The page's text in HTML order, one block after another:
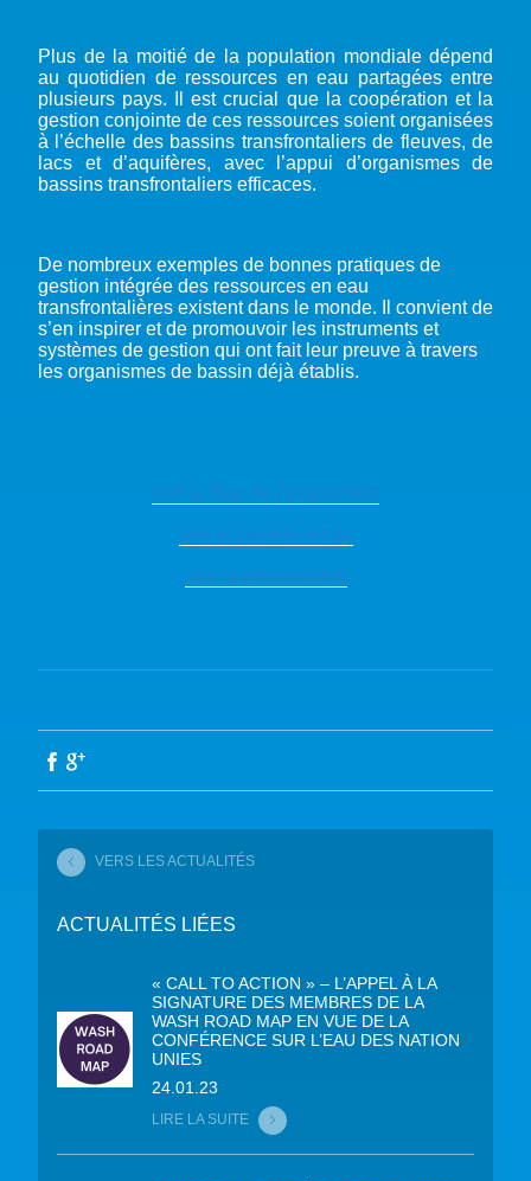
Plus de la moitié de la population mondiale dépend
au quotidien de ressources en eau partagées entre
plusieurs pays. Il est crucial que la coopération et la
gestion conjointe de ces ressources soient organisées
à l’échelle des bassins transfrontaliers de fleuves, de
lacs et d’aquifères, avec l’appui d’organismes de
bassins transfrontaliers efficaces.
De nombreux exemples de bonnes pratiques de
gestion intégrée des ressources en eau
transfrontalières existent dans le monde. Il convient de
s’en inspirer et de promouvoir les instruments et
systèmes de gestion qui ont fait leur preuve à travers
les organismes de bassin déjà établis.
Voir le flyer de l’événement
Voir le compte-rendu
Voir la présentation
VERS LES ACTUALITÉS
ACTUALITÉS LIÉES
« CALL TO ACTION » – L’APPEL À LA
SIGNATURE DES MEMBRES DE LA
WASH ROAD MAP EN VUE DE LA
CONFÉRENCE SUR L’EAU DES NATION
UNIES
24.01.23
LIRE LA SUITE